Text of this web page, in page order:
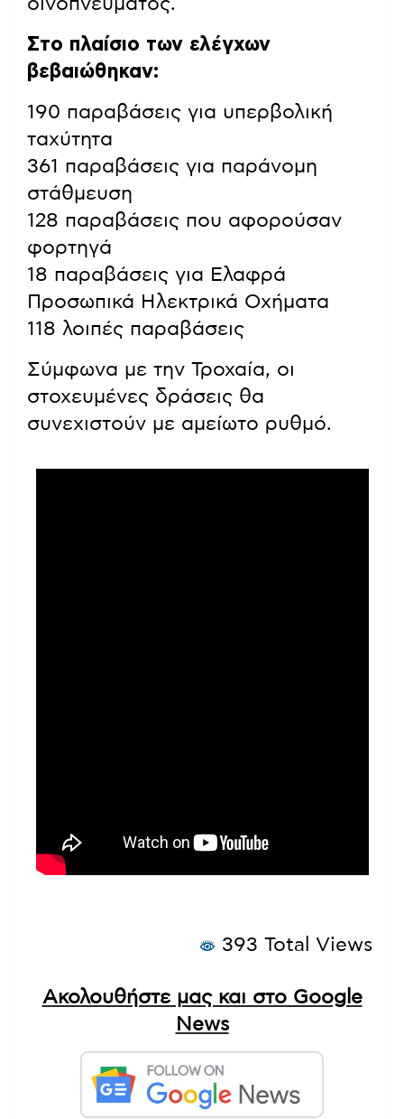
Στο πλαίσιο των ελέγχων
βεβαιώθηκαν:
190 παραβάσεις για υπερβολική
ταχύτητα
361 παραβάσεις για παράνομη
στάθμευση
128 παραβάσεις που αφορούσαν
φορτηγά
18 παραβάσεις για Ελαφρά
Προσωπικά Ηλεκτρικά Οχήματα
118 λοιπές παραβάσεις
Σύμφωνα με την Τροχαία, οι
στοχευμένες δράσεις θα
συνεχιστούν με αμείωτο ρυθμό.
393 Total Views
Ακολουθήστε μας και στο Google
News